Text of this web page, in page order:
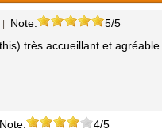
Note:
5/5
très accueillant et
Note:
4/5